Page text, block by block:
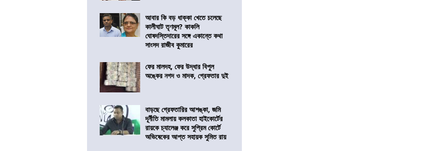
আবার কি বড় ধাক্কা খেতে চলেছে
কালীঘাট তৃণমূল? কাকলি
ঘোষদস্তিদারের সঙ্গে একান্তে কথা
সাংসদ রাজীব কুমারের
ফের মালদহ, ফের উদ্ধার বিপুল
অঙ্কের নগদ ও মাদক, গ্রেফতার দুই
বাড়ছে গ্রেফতারির আশঙ্কা, জমি
দূর্নীতি মামলায় কলকাতা হাইকোর্টের
রায়কে চ্যালেঞ্জ করে সুপ্রিম কোর্টে
অভিষেকের আপ্ত সহায়ক সুমিত রায়